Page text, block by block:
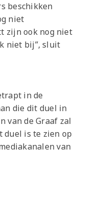
beschikken
niet
zijn ook nog niet
niet bij”, sluit
in de
die dit duel in
van de Graaf zal
duel is te zien op
van